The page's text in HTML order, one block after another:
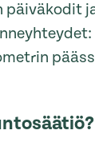
päiväkodit